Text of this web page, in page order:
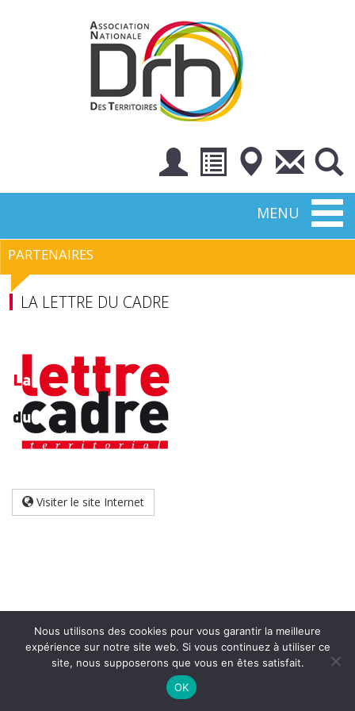
MENU
PARTENAIRES
LA LETTRE DU CADRE
Visiter le site Internet
Mentions légales
Nous utilisons des cookies pour vous garantir la meilleure
expérience sur notre site web. Si vous continuez à utiliser ce
site, nous supposerons que vous en êtes satisfait.
OK